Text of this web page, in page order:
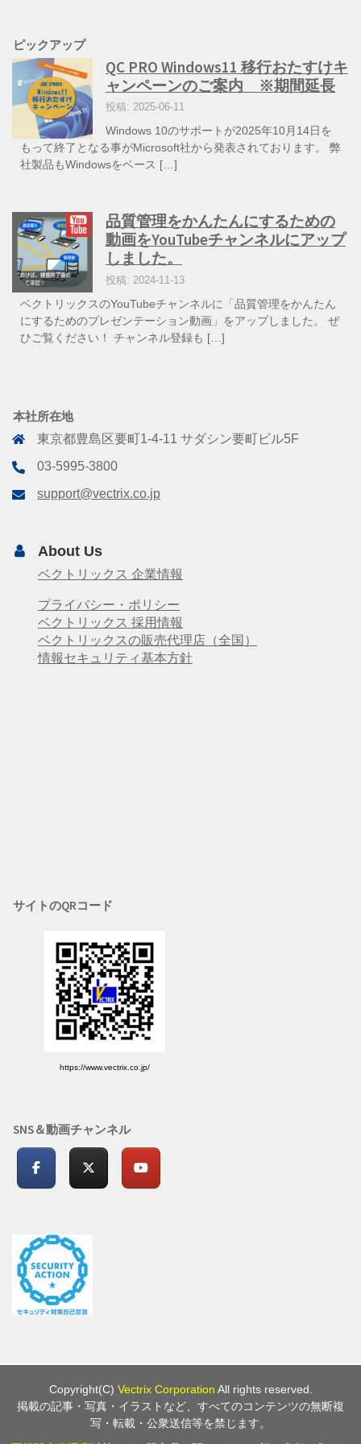
ピックアップ
QC PRO Windows11 移行おたすけキ
ャンペーンのご案内 ※期間延長
投稿: 2025-06-11
Windows 10のサポートが2025年10月14日を
もって終了となる事がMicrosoft社から発表されております。 弊
社製品もWindowsをベース […]
品質管理をかんたんにするための
動画をYouTubeチャンネルにアップ
しました。
投稿: 2024-11-13
ベクトリックスのYouTubeチャンネルに「品質管理をかんたん
にするためのプレゼンテーション動画」をアップしました。 ぜ
ひご覧ください！ チャンネル登録も […]
本社所在地
東京都豊島区要町1-4-11 サダシン要町ビル5F
03-5995-3800
support@vectrix.co.jp
About Us
ベクトリックス 企業情報
プライバシー・ポリシー
ベクトリックス 採用情報
ベクトリックスの販売代理店（全国）
情報セキュリティ基本方針
サイトのQRコード
https://www.vectrix.co.jp/
SNS＆動画チャンネル
Copyright(C) Vectrix Corporation All rights reserved.
掲載の記事・写真・イラストなど、すべてのコンテンツの無断複
写・転載・公衆送信等を禁じます。